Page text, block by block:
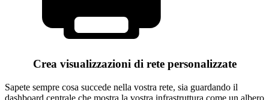
Crea visualizzazioni di rete personalizzate
Sapete sempre cosa succede nella vostra rete, sia guardando il
dashboard centrale che mostra la vostra infrastruttura come un albero